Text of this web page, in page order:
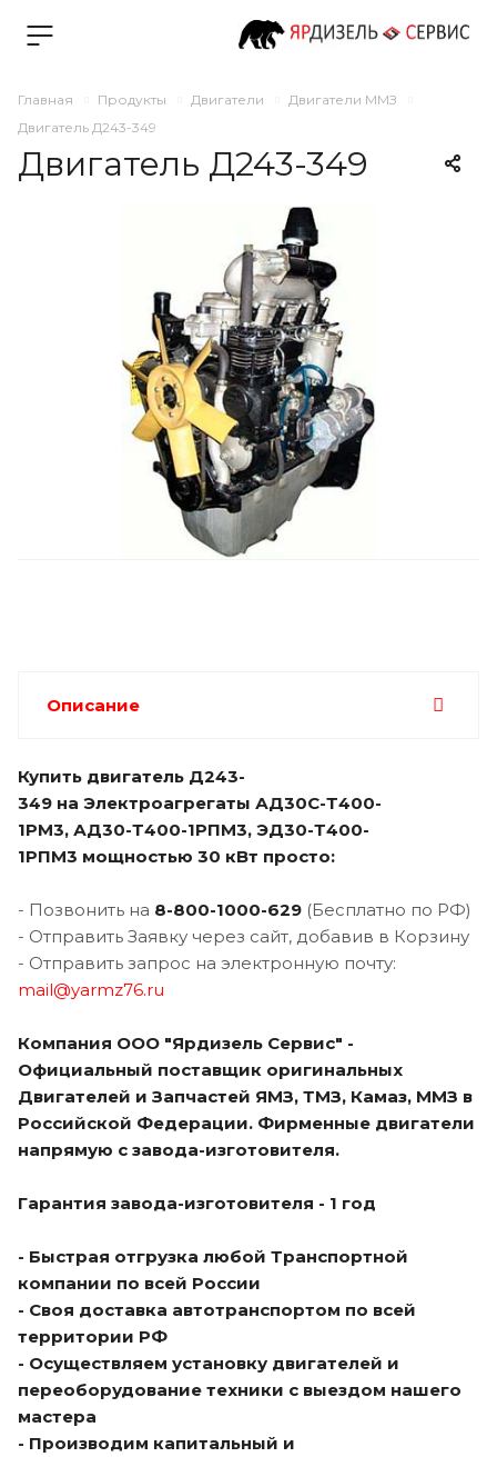
Главная Продукты Двигатели
Двигатели ММЗ
Двигатель Д243-349
Двигатель Д243-349
Описание
Купить двигатель Д243-
349 на Электроагрегаты АД30С-Т400-
1РМ3, АД30-Т400-1РПМ3, ЭД30-Т400-
1РПМ3 мощностью 30 кВт просто:
- Позвонить на 8-800-1000-629 (Бесплатно по РФ)
- Отправить Заявку через сайт, добавив в Корзину
- Отправить запрос на электронную почту:
mail@yarmz76.ru
Компания ООО "Ярдизель Сервис" -
Официальный поставщик оригинальных
Двигателей и Запчастей ЯМЗ, ТМЗ, Камаз, ММЗ в
Российской Федерации. Фирменные двигатели
напрямую с завода-изготовителя.
Гарантия завода-изготовителя - 1 год
- Быстрая отгрузка любой Транспортной
компании по всей России
- Своя доставка автотранспортом по всей
территории РФ
- Осуществляем установку двигателей и
переоборудование техники с выездом нашего
мастера
- Производим капитальный и